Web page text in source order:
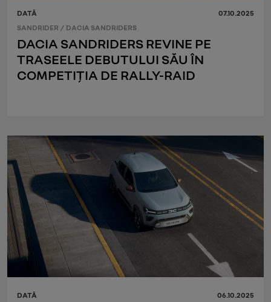
DATĂ
07.10.2025
SANDRIDER / DACIA SANDRIDERS
DACIA SANDRIDERS REVINE PE
TRASEELE DEBUTULUI SĂU ÎN
COMPETIȚIA DE RALLY-RAID
DATĂ
06.10.2025